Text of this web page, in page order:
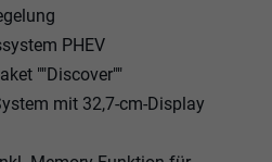
PHEV
""Discover""
mit 32,7-cm-Display